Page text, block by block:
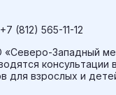
+7 (812) 565-11-12
Западный
консультации
для взрослых и
анализы,